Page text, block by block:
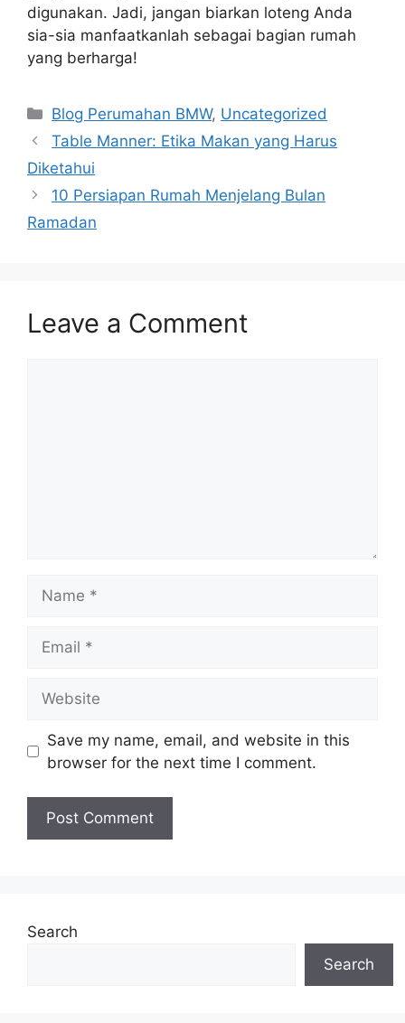
digunakan. Jadi, jangan biarkan loteng Anda
sia-sia manfaatkanlah sebagai bagian rumah
yang berharga!
Categories
Blog Perumahan BMW, Uncategorized
Table Manner: Etika Makan yang Harus
Diketahui
10 Persiapan Rumah Menjelang Bulan
Ramadan
Leave a Comment
Save my name, email, and website in this
browser for the next time I comment.
Search
Search